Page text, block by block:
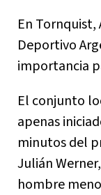
En
Deportivo
importancia
El conjunto
apenas
minutos del
Julián
hombre